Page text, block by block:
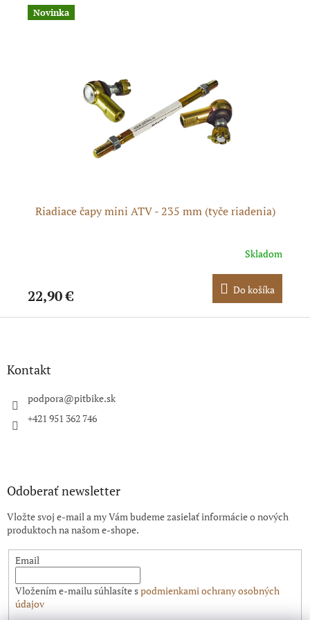
Novinka
Riadiace čapy mini ATV - 235 mm (tyče riadenia)
Skladom
22,90 € Do košíka
Z
Kontakt
podpora@pitbike.sk
+421 951 362 746
Odoberať newsletter
Vložte svoj e-mail a my Vám budeme zasielať informácie o nových
produktoch na našom e-shope.
Email
Vložením e-mailu súhlasíte spodmienkami ochrany osobných
údajov